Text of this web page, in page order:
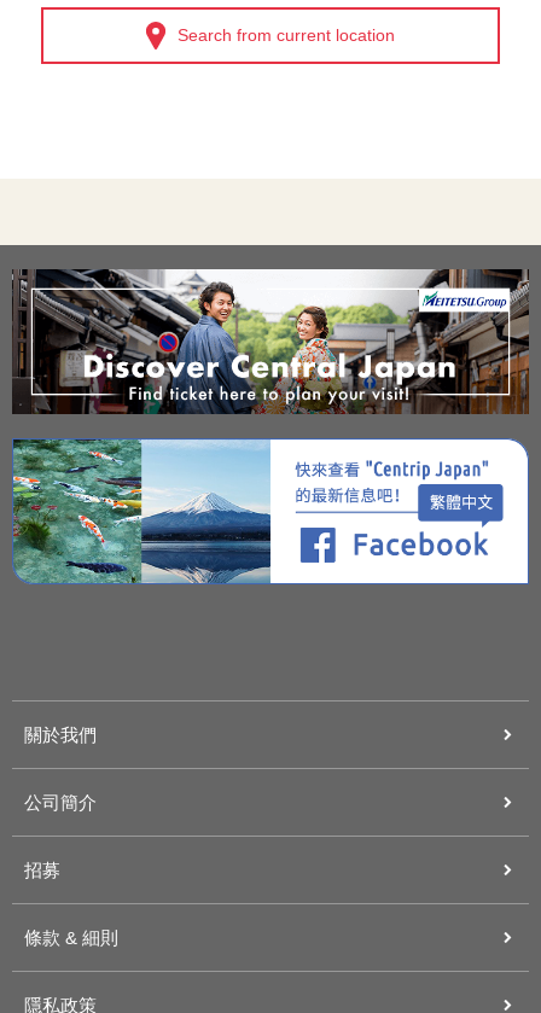
Search from current location
關於我們
公司簡介
招募
條款 & 細則
隱私政策